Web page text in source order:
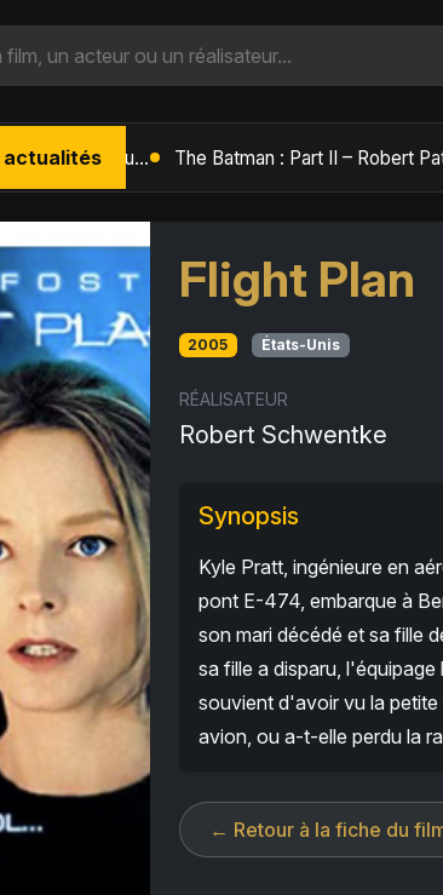
actualités L'Âge de Glace : Le Réveil du Volcan – Manny, Sid et Diego de retour pour une aventure explosive
Flight Plan
2005 États-Unis
RÉALISATEUR
Robert Schwentke
Synopsis
Kyle Pratt, ingénieure en
pont E-474, embarque à
son mari décédé et sa fille
sa fille a disparu,
souvient d'avoir vu la
avion, ou a-t-elle perdu la
← Retour à la fiche du